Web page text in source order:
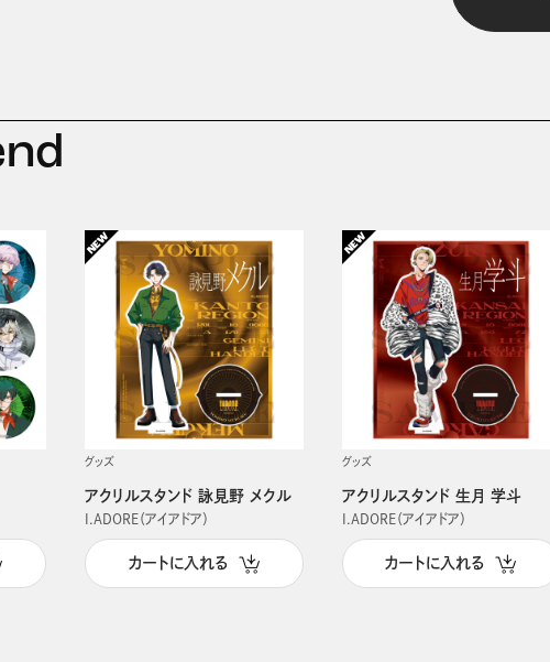
グッズ
アクリルスタンド 詠見野 メクル
I.ADORE（アイアドア）
カートに入れる
グッズ
アクリルスタンド 生月 学斗
I.ADORE（アイアドア）
カートに入れる